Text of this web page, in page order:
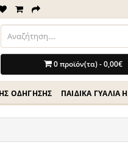
0 προϊόν(τα) - 0,00€
ΟΔΗΓΗΣΗΣ ΠΑΙΔΙΚΆ ΓΥΑΛΙΆ